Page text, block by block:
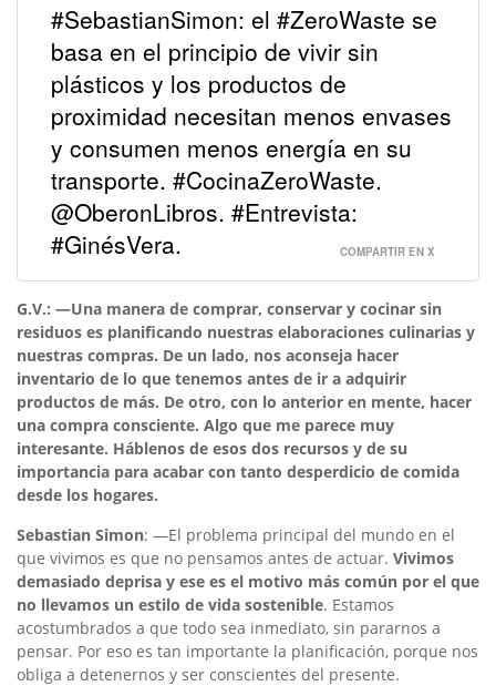
#SebastianSimon: el #ZeroWaste se
basa en el principio de vivir sin
plásticos y los productos de
proximidad necesitan menos envases
y consumen menos energía en su
transporte. #CocinaZeroWaste.
@OberonLibros. #Entrevista:
#GinésVera.
COMPARTIR EN X
G.V.: —Una manera de comprar, conservar y cocinar sin
residuos es planificando nuestras elaboraciones culinarias y
nuestras compras. De un lado, nos aconseja hacer
inventario de lo que tenemos antes de ir a adquirir
productos de más. De otro, con lo anterior en mente, hacer
una compra consciente. Algo que me parece muy
interesante. Háblenos de esos dos recursos y de su
importancia para acabar con tanto desperdicio de comida
desde los hogares.
Sebastian Simon: —El problema principal del mundo en el
que vivimos es que no pensamos antes de actuar. Vivimos
demasiado deprisa y ese es el motivo más común por el que
no llevamos un estilo de vida sostenible. Estamos
acostumbrados a que todo sea inmediato, sin pararnos a
pensar. Por eso es tan importante la planificación, porque nos
obliga a detenernos y ser conscientes del presente.